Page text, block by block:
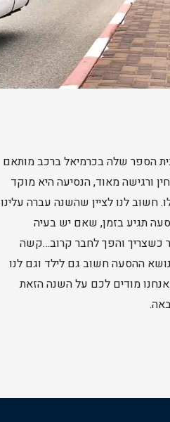
מעברון לבית הספר שלה בכרמיאל ברכב מותאם
ורגישה מאוד, הנסיעה היא מוקד
חשוב לנו לציין שהשנה עברה עלינו
תגיע בזמן, שאם יש בעיה
כשצריך והפך לחבר קרוב…קשה
ההסעה חשוב גם לילד וגם לנו
מודים לכם על השנה הזאת